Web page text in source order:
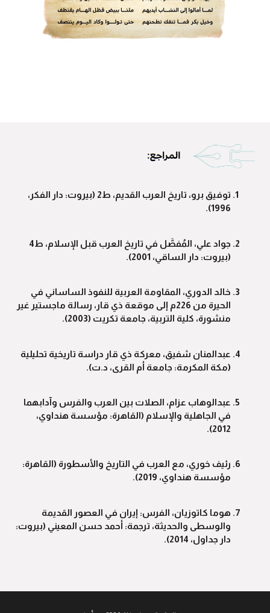
توفيق برو، تاريخ العرب القديم، ط2 (بيروت: دار الفكر،
1996).
جواد علي، المُفصَّل في تاريخ العرب قبل الإسلام، ط4
(بيروت: دار الساقي، 2001).
خالد الدوري، المقاومة العربية للنفوذ الساساني في
الحيرة من 226م إلى موقعة ذي قار، رسالة ماجستير غير
منشورة، كلية التربية، جامعة تكريت (2003).
عبدالمنان شفيق، معركة ذي قار دراسة تاريخية تحليلية
(مكة المكرمة: جامعة أم القرى، د.ت).
عبدالوهاب عزام، الصلات بين العرب والفرس وآدابهما
في الجاهلية والإسلام (القاهرة: مؤسسة هنداوي،
2012).
رئيف خوري، مع العرب في التاريخ والأسطورة (القاهرة:
مؤسسة هنداوي، 2019).
هوما كاتوزيان، الفرس: إيران في العصور القديمة
والوسطى والحديثة، ترجمة: أحمد حسن المعيني (بيروت:
دار جداول، 2014).